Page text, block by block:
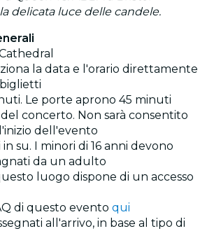
delicata luce delle candele.
la data e l'orario direttamente
Le porte aprono 45 minuti
concerto. Non sarà consentito
dell'evento
in su. I minori di 16 anni devono
da un adulto
luogo dispone di un accesso
di questo evento qui
all'arrivo, in base al tipo di